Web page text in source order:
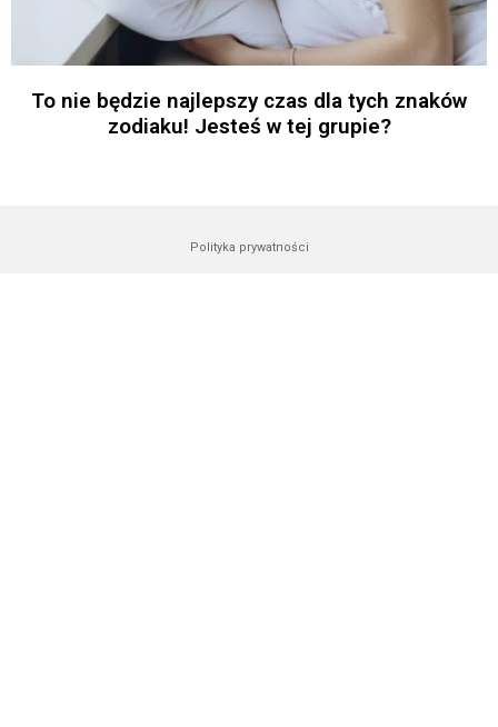
To nie będzie najlepszy czas dla tych znaków
zodiaku! Jesteś w tej grupie?
Polityka prywatności